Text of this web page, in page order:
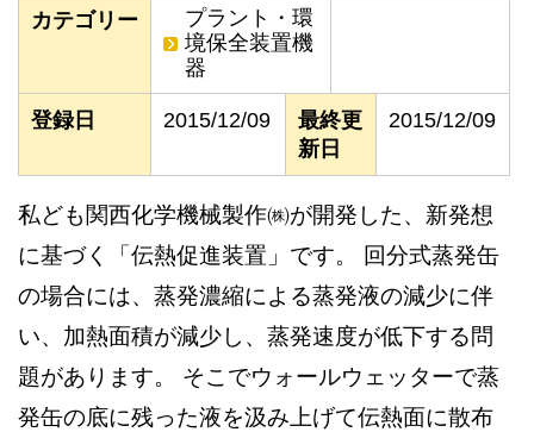
カテゴリー
プラント・環
境保全装置機
器
登録日 2015/12/09
最終更
新日
2015/12/09
私ども関西化学機械製作㈱が開発した、新発想
に基づく「伝熱促進装置」です。 回分式蒸発缶
の場合には、蒸発濃縮による蒸発液の減少に伴
い、加熱面積が減少し、蒸発速度が低下する問
題があります。 そこでウォールウェッターで蒸
発缶の底に残った液を汲み上げて伝熱面に散布